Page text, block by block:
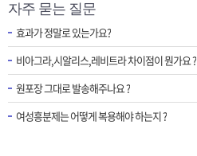
자주 묻는 질문
효과가 정말로 있는가요?
비아그라,시알리스,레비트라 차이점이 뭔가요 ?
원포장 그대로 발송해주나요 ?
여성흥분제는 어떻게 복용해야 하는지 ?